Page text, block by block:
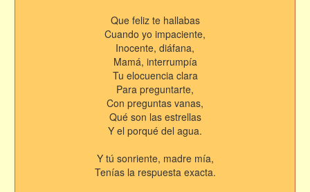
Que feliz te hallabas
Cuando yo impaciente,
Inocente, diáfana,
Mamá, interrumpía
Tu elocuencia clara
Para preguntarte,
Con preguntas vanas,
Qué son las estrellas
Y el porqué del agua.
Y tú sonriente, madre mía,
Tenías la respuesta exacta.